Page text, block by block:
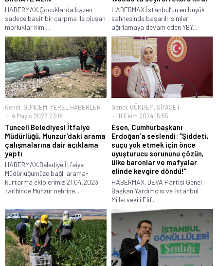
HABERMAX.Çocuklarda bazen
sadece basit bir çarpma ile oluşan
morluklar kimi...
HABERMAX.İstanbul’un en büyük
sahnesinde başarılı isimleri
ağırlamaya devam eden YBY...
Genel, GÜNDEM, YEREL HABERLER
4 Mayıs 2023 23:18
Tunceli Belediyesi İtfaiye
Müdürlüğü, Munzur’daki arama
çalışmalarına dair açıklama
yaptı
HABERMAX.Belediye İtfaiye
Müdürlüğümüze bağlı arama-
kurtarma ekiplerimiz 21.04.2023
tarihinde Munzur nehrine...
Genel, GÜNDEM, SİYASET
11 Ekim 2024 15:55
Esen, Cumhurbaşkanı
Erdoğan’a seslendi: “Şiddeti,
suçu yok etmek için önce
uyuşturucu sorununu çözün,
ülke baronlar ve mafyalar
elinde kevgire döndü!”
HABERMAX. DEVA Partisi Genel
Başkan Yardımcısı ve İstanbul
Milletvekili Elif...